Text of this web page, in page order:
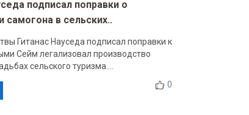
подписал поправки о
самогона в сельских..
Гитанас Науседа подписал поправки к
Сейм легализовал производство
сельского туризма....
0